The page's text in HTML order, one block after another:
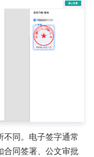
同。电子签字通常
合同签署、公文审批